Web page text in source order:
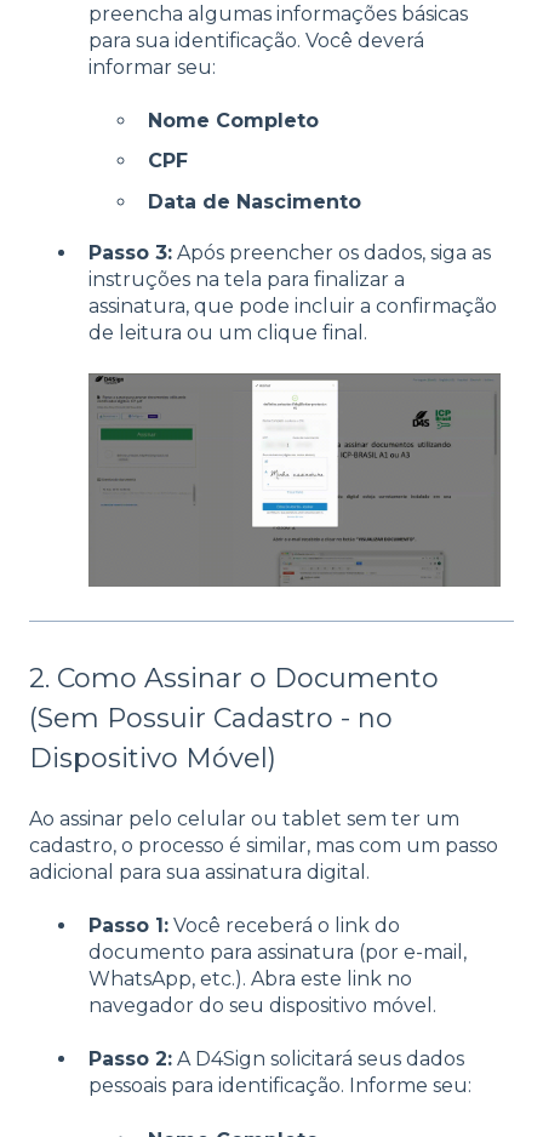
preencha algumas informações básicas
para sua identificação. Você deverá
informar seu:
Nome Completo
CPF
Data de Nascimento
Passo 3: Após preencher os dados, siga as
instruções na tela para finalizar a
assinatura, que pode incluir a confirmação
de leitura ou um clique final.
2. Como Assinar o Documento
(Sem Possuir Cadastro - no
Dispositivo Móvel)
Ao assinar pelo celular ou tablet sem ter um
cadastro, o processo é similar, mas com um passo
adicional para sua assinatura digital.
Passo 1: Você receberá o link do
documento para assinatura (por e-mail,
WhatsApp, etc.). Abra este link no
navegador do seu dispositivo móvel.
Passo 2: A D4Sign solicitará seus dados
pessoais para identificação. Informe seu: